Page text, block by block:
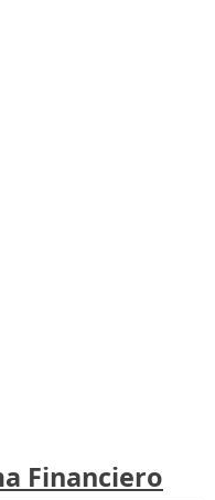
Financiero